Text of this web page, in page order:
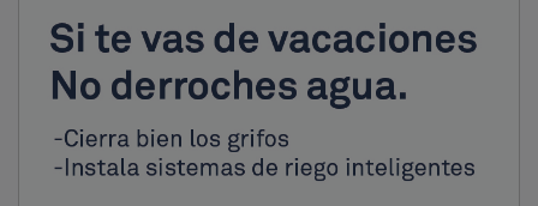
de finalizar el año, coincidiendo con nuevas ayudas
regionales para la educación infantil de primer ciclo.